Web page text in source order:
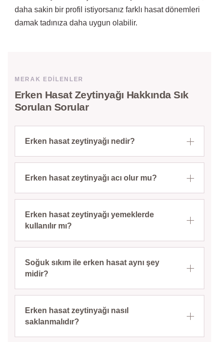
daha sakin bir profil istiyorsanız farklı hasat dönemleri
damak tadınıza daha uygun olabilir.
MERAK EDILENLER
Erken Hasat Zeytinyağı Hakkında Sık
Sorulan Sorular
Erken hasat zeytinyağı nedir?
Erken hasat zeytinyağı acı olur mu?
Erken hasat zeytinyağı yemeklerde
kullanılır mı?
Soğuk sıkım ile erken hasat aynı şey
midir?
Erken hasat zeytinyağı nasıl
saklanmalıdır?